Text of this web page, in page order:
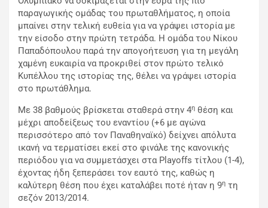
παραγωγικής ομάδας του πρωταθλήματος, η οποία
μπαίνει στην τελική ευθεία για να γράψει ιστορία με
την είσοδο στην πρώτη τετράδα. Η ομάδα του Νίκου
Παπαδόπουλου παρά την απογοήτευση για τη μεγάλη
χαμένη ευκαιρία να προκριθεί στον πρώτο τελικό
Κυπέλλου της ιστορίας της, θέλει να γράψει ιστορία
στο πρωτάθλημα.
Με 38 βαθμούς βρίσκεται σταθερά στην 4η θέση και
μέχρι αποδείξεως του εναντίου (+6 με αγώνα
περισσότερο από τον Παναθηναϊκό) δείχνει απόλυτα
ικανή να τερματίσει εκεί στο φινάλε της κανονικής
περιόδου για να συμμετάσχει στα Playoffs τίτλου (1-4),
έχοντας ήδη ξεπεράσει τον εαυτό της, καθώς η
καλύτερη θέση που έχει καταλάβει ποτέ ήταν η 9η τη
σεζόν 2013/2014.